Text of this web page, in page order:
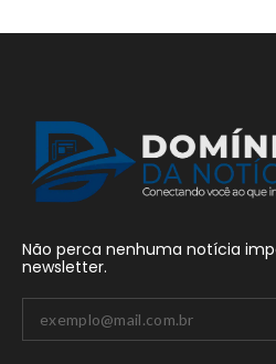
Não perca nenhuma notícia
newsletter.